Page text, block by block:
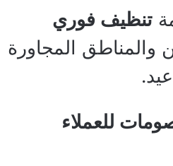
تنظيف فوري
والمناطق المجاورة
للعملاء